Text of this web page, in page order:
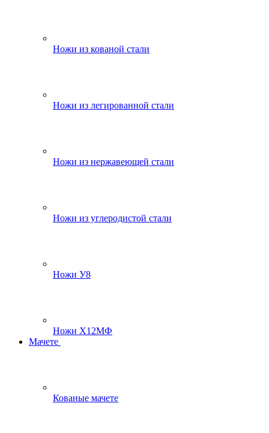
Ножи из кованой стали
Ножи из легированной стали
Ножи из нержавеющей стали
Ножи из углеродистой стали
Ножи У8
Ножи Х12МФ
Мачете
Кованые мачете